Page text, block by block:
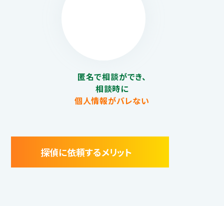
匿名で相談ができ、
相談時に
個人情報がバレない
探偵に依頼するメリット